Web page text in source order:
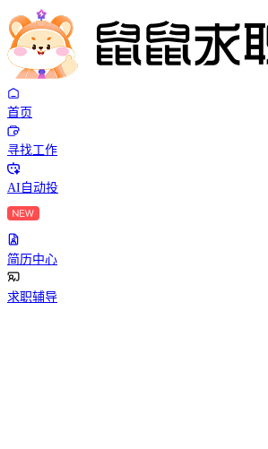
首页
寻找工作
AI自动投
简历中心
求职辅导